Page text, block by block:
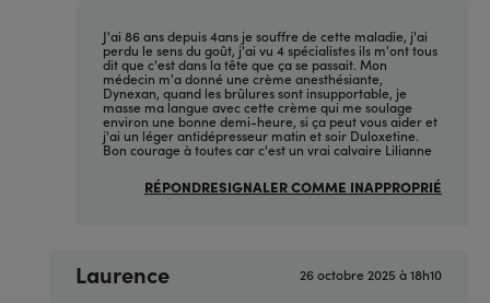
(sans
sujet)
par
Anonyme
(non
vérifié)
J'ai 86 ans depuis 4ans je souffre de cette maladie, j'ai
perdu le sens du goût, j'ai vu 4 spécialistes ils m'ont tous
dit que c'est dans la tête que ça se passait. Mon
médecin m'a donné une crème anesthésiante,
Dynexan, quand les brûlures sont insupportable, je
masse ma langue avec cette crème qui me soulage
environ une bonne demi-heure, si ça peut vous aider et
j'ai un léger antidépresseur matin et soir Duloxetine.
Bon courage à toutes car c'est un vrai calvaire Lilianne
RÉPONDRESIGNALER COMME INAPPROPRIÉ
Laurence 26 octobre 2025 à 18h10
En